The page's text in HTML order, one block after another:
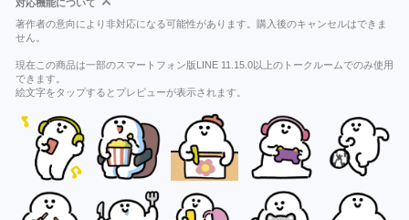
対応機能について
著作者の意向により非対応になる可能性があります。購入後のキャンセルはできま
せん。
現在この商品は一部のスマートフォン版LINE 11.15.0以上のトークルームでのみ使用
できます。
絵文字をタップするとプレビューが表示されます。